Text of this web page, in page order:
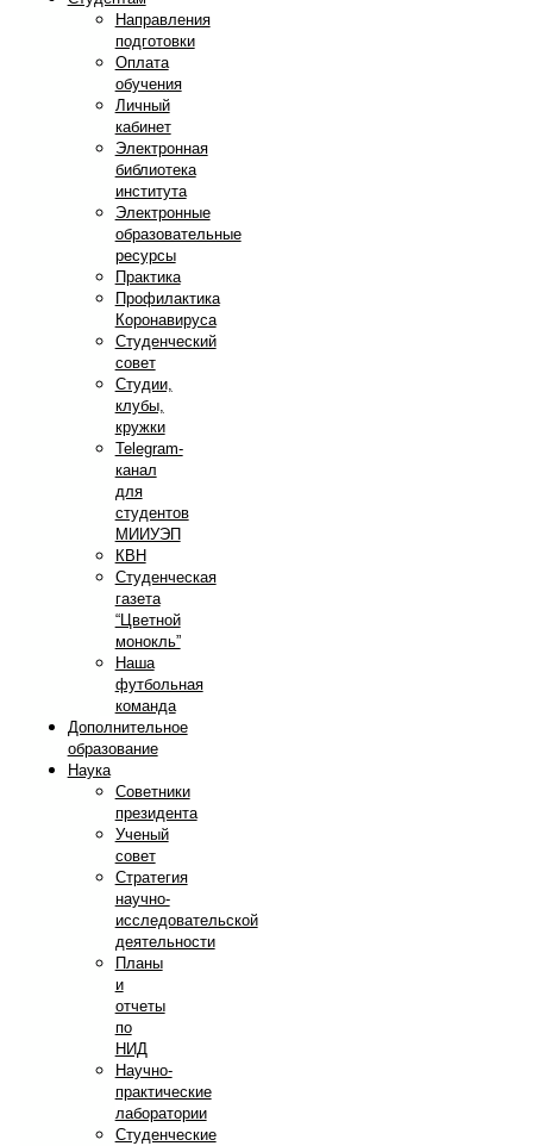
Направления
подготовки
Оплата
обучения
Личный
кабинет
Электронная
библиотека
института
Электронные
образовательные
ресурсы
Практика
Профилактика
Коронавируса
Студенческий
совет
Студии,
клубы,
кружки
Telegram-
канал
для
студентов
МИИУЭП
КВН
Студенческая
газета
“Цветной
монокль”
Наша
футбольная
команда
Дополнительное
образование
Наука
Советники
президента
Ученый
совет
Стратегия
научно-
исследовательской
деятельности
Планы
и
отчеты
по
НИД
Научно-
практические
лаборатории
Студенческие